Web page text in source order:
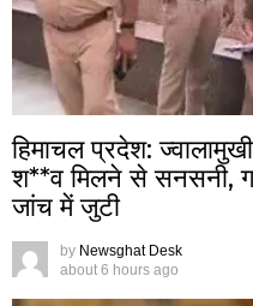
हिमाचल प्रदेश:
श**व मिलने से सनसनी,
जांच में जुटी
by Newsghat Desk
about 6 hours ago